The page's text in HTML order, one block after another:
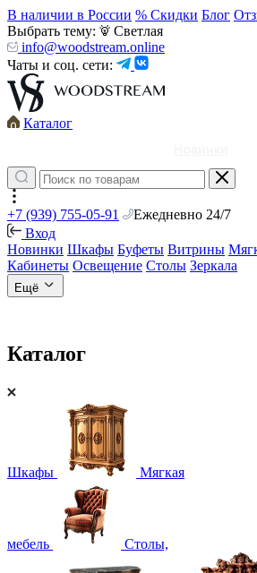
В наличии в России % Скидки Блог
Выбрать тему:
Светлая
info@woodstream.online
Чаты и соц. сети:
Каталог
+7 (939) 755-05-91
Ежедневно 24/7
Вход
Новинки Шкафы Буфеты Витрины
Кабинеты Освещение Столы Зеркала
Ещё
Каталог
Шкафы Мягкая
мебель Столы,